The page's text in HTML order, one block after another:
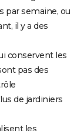
par semaine, ou
il y a des
conservent les
pas des
de jardiniers
les